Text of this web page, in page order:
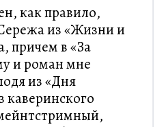
как правило,
из «Жизни и
причем в «За
и роман мне
из «Дня
каверинского